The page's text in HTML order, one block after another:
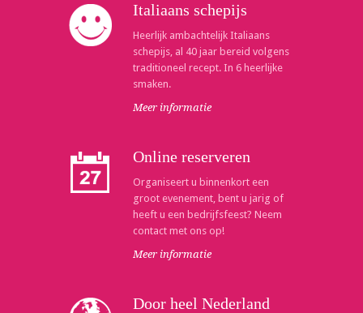
Italiaans schepijs
Heerlijk ambachtelijk Italiaans
schepijs, al 40 jaar bereid volgens
traditioneel recept. In 6 heerlijke
smaken.
Meer informatie
Online reserveren
Organiseert u binnenkort een
groot evenement, bent u jarig of
heeft u een bedrijfsfeest? Neem
contact met ons op!
Meer informatie
Door heel Nederland